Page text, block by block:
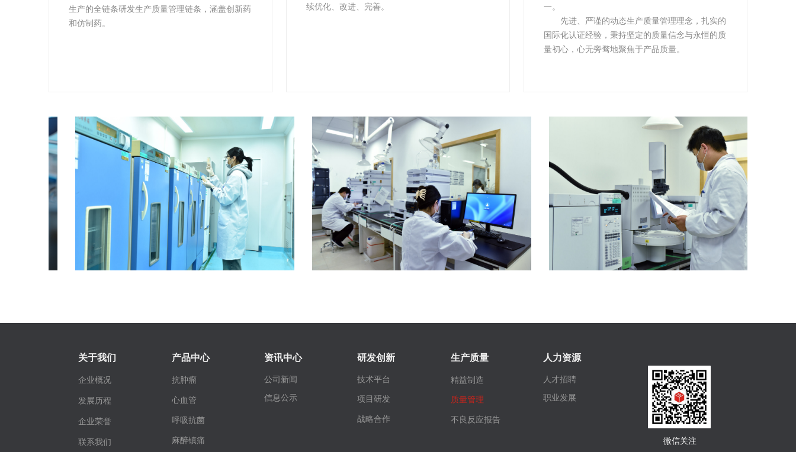
生产的全链条研发生产质量管理链条，涵盖创新药
和仿制药。
续优化、改进、完善。
一。
先进、严谨的动态生产质量管理理念，扎实的
国际化认证经验，秉持坚定的质量信念与永恒的质
量初心，心无旁骛地聚焦于产品质量。
关于我们
企业概况
发展历程
企业荣誉
联系我们
产品中心
抗肿瘤
心血管
呼吸抗菌
麻醉镇痛
资讯中心
公司新闻
信息公示
研发创新
技术平台
项目研发
战略合作
生产质量
精益制造
质量管理
不良反应报告
人力资源
人才招聘
职业发展
微信关注